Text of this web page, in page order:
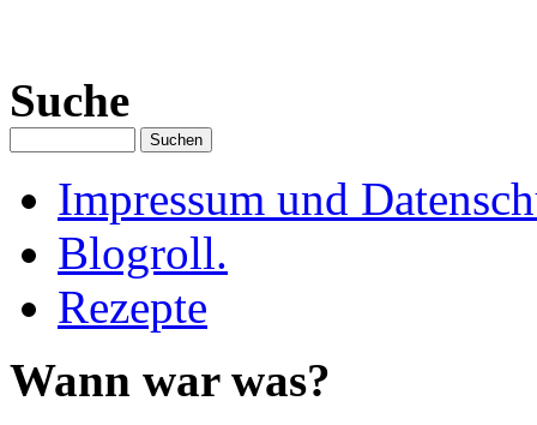
Suche
Impressum und
Blogroll.
Rezepte
Wann war was?